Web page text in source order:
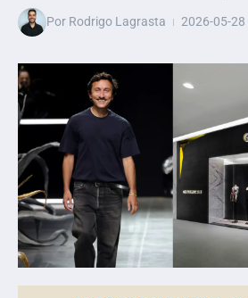
Por Rodrigo Lagrasta 2026-05-28